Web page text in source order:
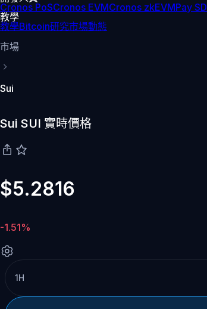
Cronos PoSCronos EVMCronos zkEVMPay
教學
教學Bitcoin研究市場動態
市場
Sui
Sui SUI 實時價格
$5.2816
-1.51%
1H